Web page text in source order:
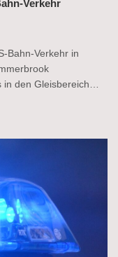
Verkehr
Bahn-Verkehr in
den Gleisbereich…